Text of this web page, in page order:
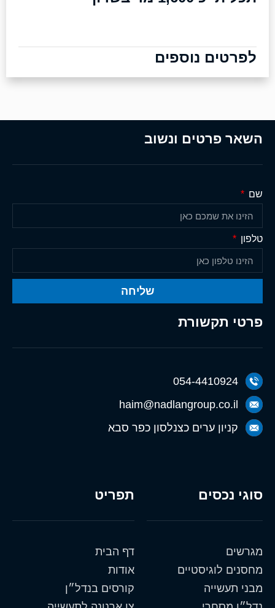
לפרטים נוספים
תפריט
דף הבית
אודות
קורסים בנדל״ן
סוגי נכסים
מגרשים
מחסנים לוגיסטיים
מבני תעשייה
פרטי תקשורת
054-4410924
haim@nadlangroup.co.il
קניון ערים כצנלסון כפר סבא
השאר פרטים ונשוב
שם
טלפון
שליחה